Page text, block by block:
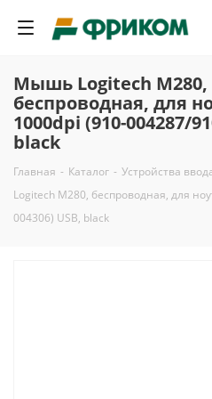
Мышь Logitech M280,
беспроводная, для
1000dpi (910-004287/
black
Главная - Каталог - Устройства
Logitech M280, беспроводная, для
004306) USB, black